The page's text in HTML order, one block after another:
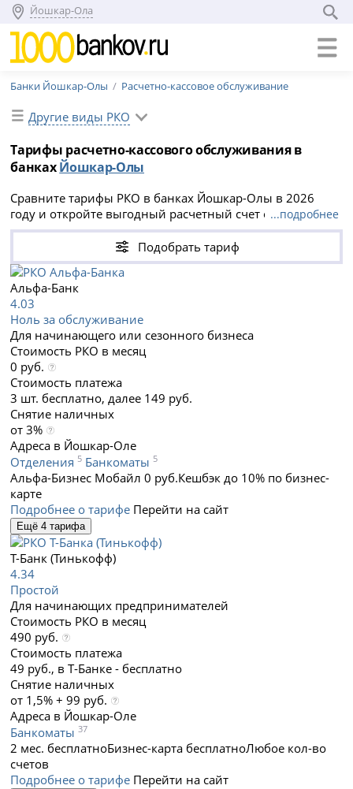
Йошкар-Ола
Банки Йошкар-Олы Расчетно-кассовое обслуживание
Другие виды РКО
Тарифы расчетно-кассового обслуживания в
банкахЙошкар-Олы
Сравните тарифы РКО в банках Йошкар-Олы в 2026
году и откройте выгодный расчетный счет онлайн.
Условия обслуживания бизнеса - тарифы банков для
юридических лиц и ИП в Йошкар-Оле.
...подробнее
Подобрать тариф
Альфа-Банк
4.03
Ноль за обслуживание
Для начинающего или сезонного бизнеса
Стоимость РКО в месяц
0 руб.
Стоимость платежа
3 шт. бесплатно, далее 149 руб.
Снятие наличных
от 3%
Адреса в Йошкар-Оле
Отделения 5 Банкоматы 5
Альфа-Бизнес Мобайл 0 руб.Кешбэк до 10% по бизнес-
карте
Подробнее о тарифе Перейти на сайт
Ещё 4 тарифа
Т-Банк (Тинькофф)
4.34
Простой
Для начинающих предпринимателей
Стоимость РКО в месяц
490 руб.
Стоимость платежа
49 руб., в Т‑Банке - бесплатно
Снятие наличных
от 1,5% + 99 руб.
Адреса в Йошкар-Оле
Банкоматы37
2 мес. бесплатноБизнес-карта бесплатноЛюбое кол-во
счетов
Подробнее о тарифе Перейти на сайт